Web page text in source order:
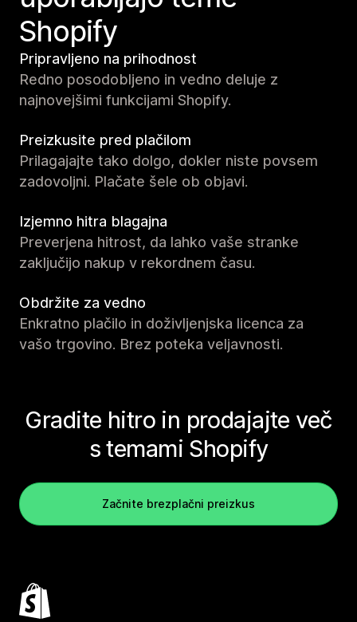
Shopify
Pripravljeno na prihodnost
Redno posodobljeno in vedno deluje z
najnovejšimi funkcijami Shopify.
Preizkusite pred plačilom
Prilagajajte tako dolgo, dokler niste povsem
zadovoljni. Plačate šele ob objavi.
Izjemno hitra blagajna
Preverjena hitrost, da lahko vaše stranke
zaključijo nakup v rekordnem času.
Obdržite za vedno
Enkratno plačilo in doživljenjska licenca za
vašo trgovino. Brez poteka veljavnosti.
Gradite hitro in prodajajte več
s temami Shopify
Začnite brezplačni preizkus